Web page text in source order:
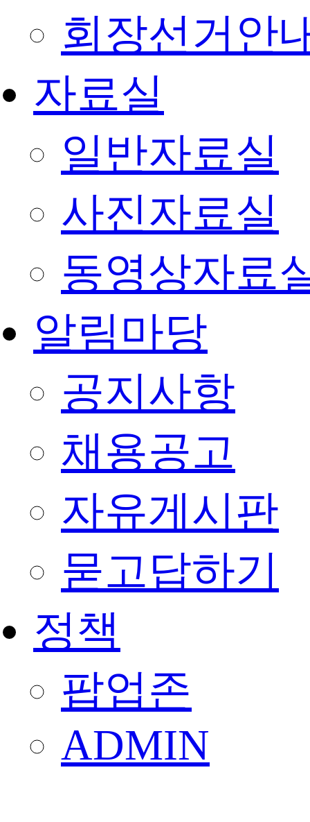
회장선거안
자료실
일반자료실
사진자료실
동영상자료
알림마당
공지사항
채용공고
자유게시판
묻고답하기
정책
팝업존
ADMIN